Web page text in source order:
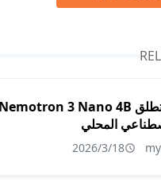
المحلي
2026/3/18